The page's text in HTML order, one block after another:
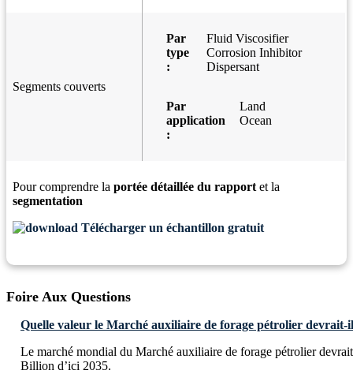
Segments couverts
Par
type
:
Fluid Viscosifier
Corrosion Inhibitor
Dispersant
Par
application
:
Land
Ocean
Pour comprendre la portée détaillée du rapport et la
segmentation
Télécharger un échantillon gratuit
Foire Aux Questions
Quelle valeur le Marché auxiliaire de forage pétrolier devrait-
Le marché mondial du Marché auxiliaire de forage pétrolier
Billion d’ici 2035.